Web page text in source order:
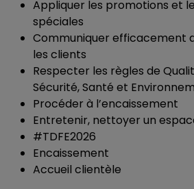
Appliquer les promotions et
spéciales
Communiquer efficacement
les clients
Respecter les règles de
Sécurité, Santé et
Procéder à l’encaissement
Entretenir, nettoyer un
#TDFE2026
Encaissement
Accueil clientèle